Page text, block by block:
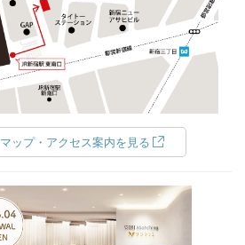
マップ・アクセス案内を見る